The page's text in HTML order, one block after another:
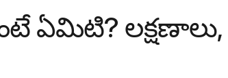
ఏమిటి?